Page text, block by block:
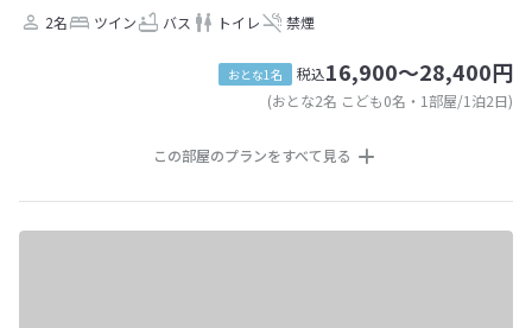
2名
ツイン バス トイレ 禁煙
おとな1名 税込16,900～28,400円
(おとな2名 こども0名・1部屋/1泊2日)
この部屋のプランをすべて見る